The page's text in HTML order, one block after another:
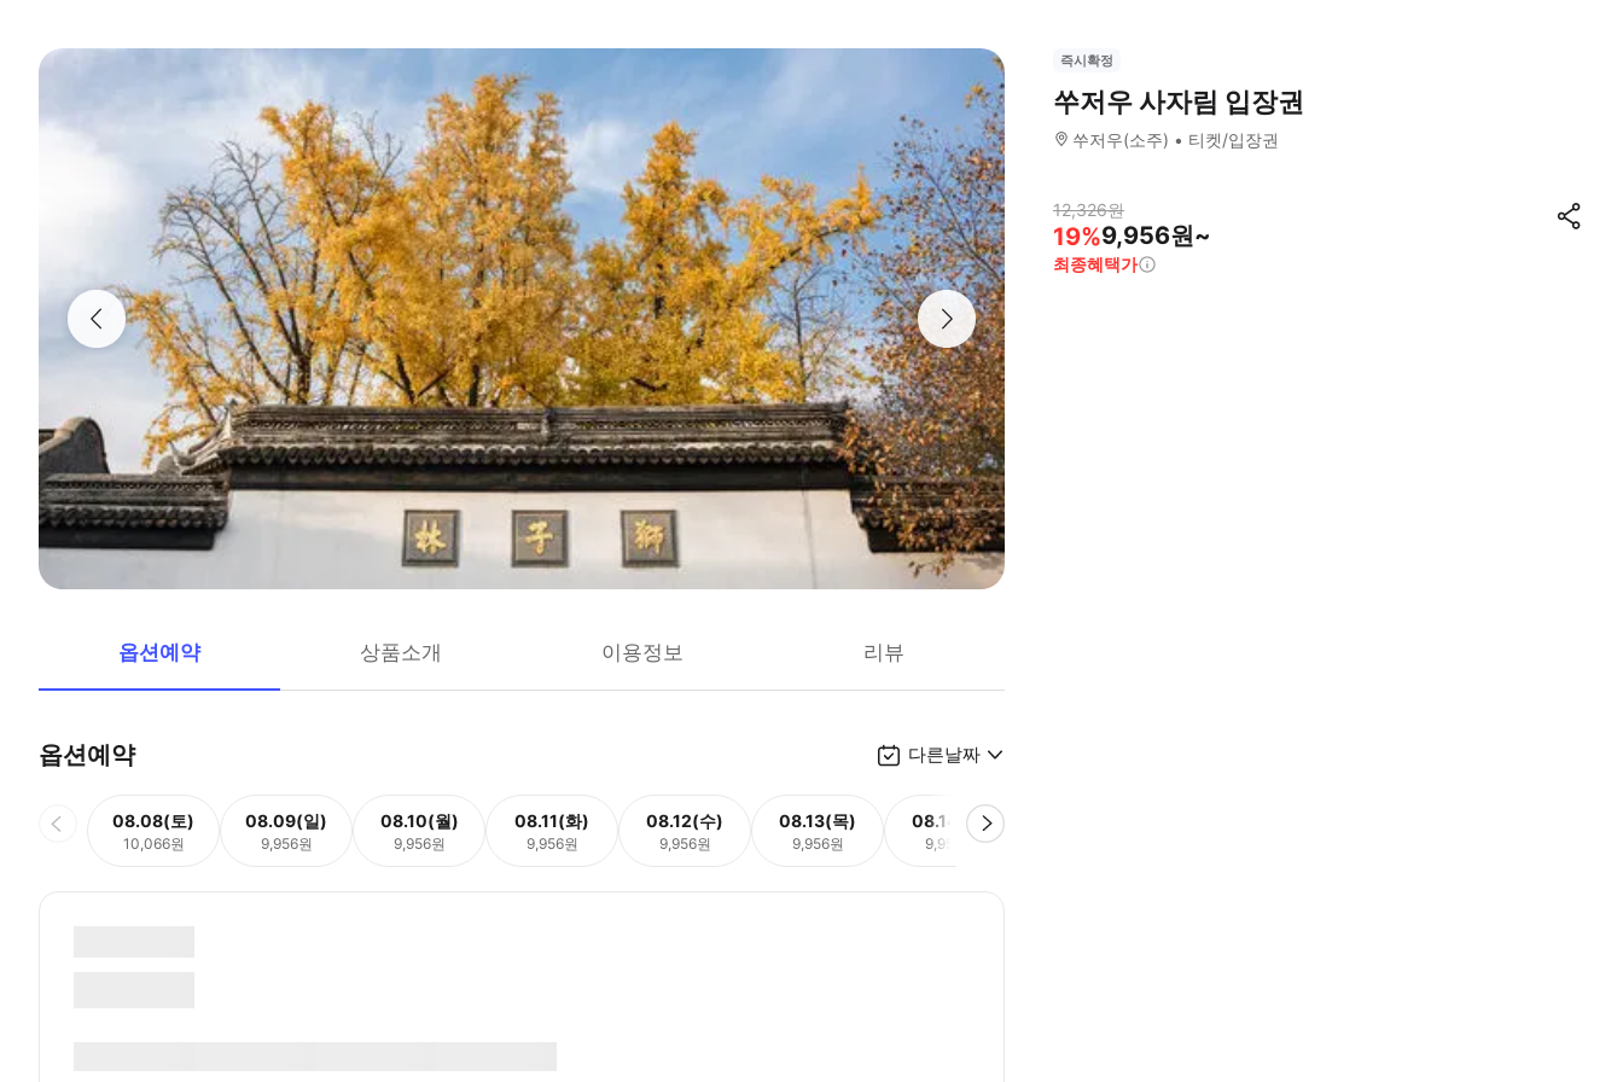
옵션예약 상품소개 이용정보 리뷰
옵션예약 다른날짜
08.08(토)
10,066원
08.09(일)
9,956원
08.10(월)
9,956원
08.11(화)
9,956원
08.12(수)
9,956원
08.13(목)
9,956원
08.14(금)
9,956원
즉시확정
쑤저우 사자림 입장권
쑤저우(소주) 티켓/입장권
12,326원
19%9,956원~
최종혜택가